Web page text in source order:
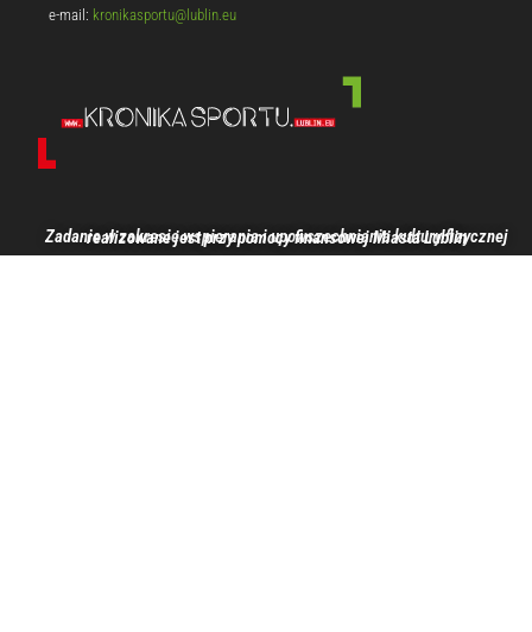
e-mail: kronikasportu@lublin.eu
Zadanie w zakresie wspierania i upowszechniania kultury fizycznej realizowane jest przy pomocy finansowej Miasta Lublin